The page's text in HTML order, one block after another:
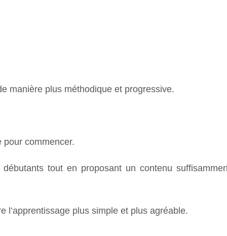
manière plus méthodique et progressive.
pour commencer.
tout en proposant un contenu
l’apprentissage plus simple et plus agréable.